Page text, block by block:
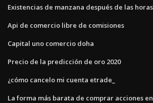
Existencias de manzana después de las horas
Api de comercio libre de comisiones
Capital uno comercio doha
Precio de la predicción de oro 2020
¿cómo cancelo mi cuenta etrade_
La forma más barata de comprar acciones